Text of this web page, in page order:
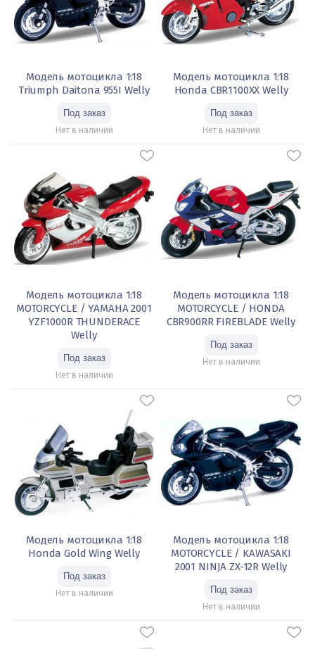
Модель мотоцикла 1:18
Triumph Daitona 955I Welly
Нет в наличии
Модель мотоцикла 1:18
Honda CBR1100XX Welly
Нет в наличии
Модель мотоцикла 1:18
MOTORCYCLE / YAMAHA 2001
YZF1000R THUNDERACE
Welly
Нет в наличии
Модель мотоцикла 1:18
MOTORCYCLE / HONDA
CBR900RR FIREBLADE Welly
Нет в наличии
Модель мотоцикла 1:18
Honda Gold Wing Welly
Нет в наличии
Модель мотоцикла 1:18
MOTORCYCLE / KAWASAKI
2001 NINJA ZX-12R Welly
Нет в наличии